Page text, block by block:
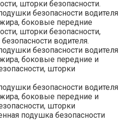
шторки безопасности.
безопасности водителя
боковые передние
шторки безопасности,
водителя.
безопасности водителя
боковые передние и
шторки
безопасности водителя
боковые передние и
шторки
подушка безопасности